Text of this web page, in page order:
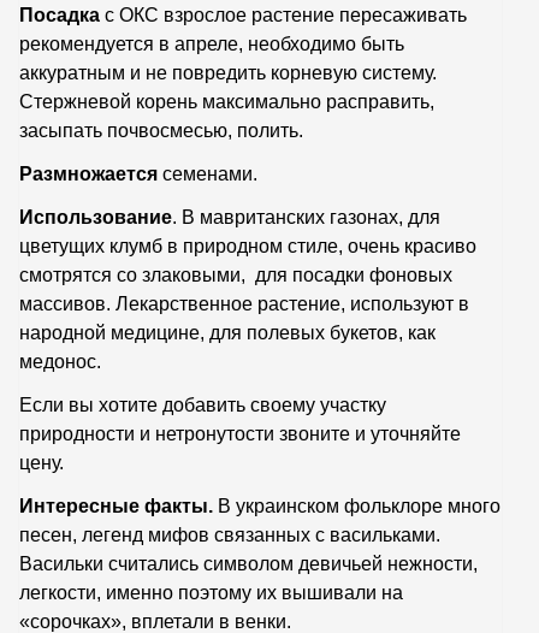
Посадка с ОКС взрослое растение пересаживать
рекомендуется в апреле, необходимо быть
аккуратным и не повредить корневую систему.
Стержневой корень максимально расправить,
засыпать почвосмесью, полить.
Размножается семенами.
Использование. В мавританских газонах, для
цветущих клумб в природном стиле, очень красиво
смотрятся со злаковыми, для посадки фоновых
массивов. Лекарственное растение, используют в
народной медицине, для полевых букетов, как
медонос.
Если вы хотите добавить своему участку
природности и нетронутости звоните и уточняйте
цену.
Интересные факты. В украинском фольклоре много
песен, легенд мифов связанных с васильками.
Васильки считались символом девичьей нежности,
легкости, именно поэтому их вышивали на
«сорочках», вплетали в венки.